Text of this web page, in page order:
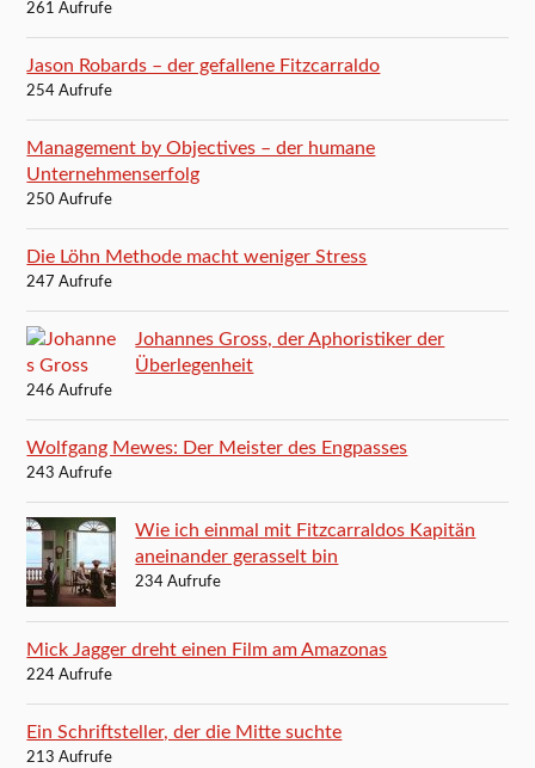
261 Aufrufe
Jason Robards – der gefallene Fitzcarraldo
254 Aufrufe
Management by Objectives – der humane
Unternehmenserfolg
250 Aufrufe
Die Löhn Methode macht weniger Stress
247 Aufrufe
Johannes Gross, der Aphoristiker der
Überlegenheit
246 Aufrufe
Wolfgang Mewes: Der Meister des Engpasses
243 Aufrufe
Wie ich einmal mit Fitzcarraldos Kapitän
aneinander gerasselt bin
234 Aufrufe
Mick Jagger dreht einen Film am Amazonas
224 Aufrufe
Ein Schriftsteller, der die Mitte suchte
213 Aufrufe